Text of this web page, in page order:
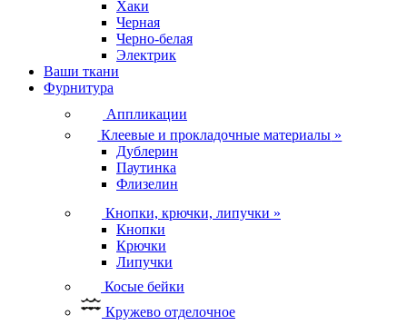
Хаки
Черная
Черно-белая
Электрик
Ваши ткани
Фурнитура
Аппликации
Клеевые и прокладочные материалы »
Дублерин
Паутинка
Флизелин
Кнопки, крючки, липучки »
Кнопки
Крючки
Липучки
Косые бейки
Кружево отделочное